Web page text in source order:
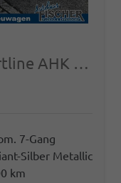
1.5 TSI DSG mHEV Sportline AHK beh.WSS AG3/100
7-Gang
Silber Metallic
km